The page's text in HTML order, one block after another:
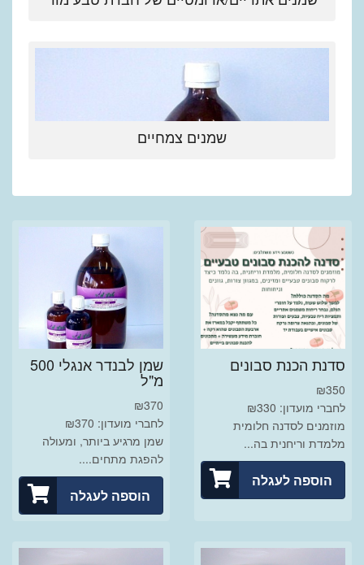
שמנים צמחיים
סדנת הכנת סבונים
₪350
לחברי מועדון: ₪330
מוזמנים לסדנה חלומית
מלמדת וריחנית בה...
הוספה לעגלה
שמן לבנדר אנגלי 500
מ"ל
₪370
לחברי מועדון: ₪370
שמן מרגיע ביותר, ומעולה
להפגת מתחים....
הוספה לעגלה